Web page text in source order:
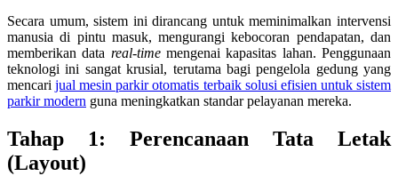
Secara umum, sistem ini dirancang untuk meminimalkan intervensi
manusia di pintu masuk, mengurangi kebocoran pendapatan, dan
memberikan data real-timemengenai kapasitas lahan. Penggunaan
teknologi ini sangat krusial, terutama bagi pengelola gedung yang
mencarijual mesin parkir otomatis terbaik solusi efisien untuk sistem
parkir modern guna meningkatkan standar pelayanan mereka.
Tahap 1: Perencanaan Tata Letak
(Layout)